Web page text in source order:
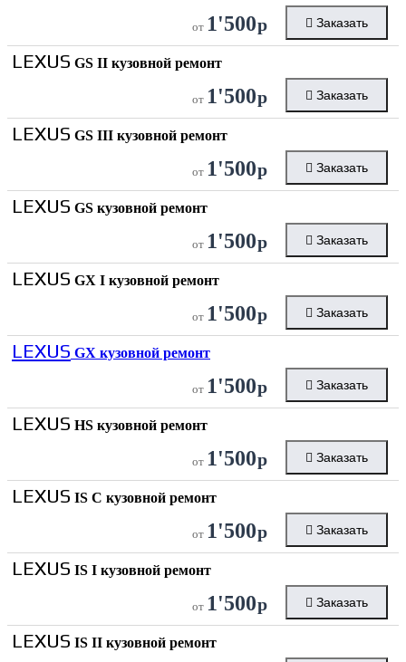
от 1'500р Заказать
LEXUS GS II кузовной ремонт
от 1'500р Заказать
LEXUS GS III кузовной ремонт
от 1'500р Заказать
LEXUS GS кузовной ремонт
от 1'500р Заказать
LEXUS GX I кузовной ремонт
от 1'500р Заказать
LEXUS GX кузовной ремонт
от 1'500р Заказать
LEXUS HS кузовной ремонт
от 1'500р Заказать
LEXUS IS C кузовной ремонт
от 1'500р Заказать
LEXUS IS I кузовной ремонт
от 1'500р Заказать
LEXUS IS II кузовной ремонт